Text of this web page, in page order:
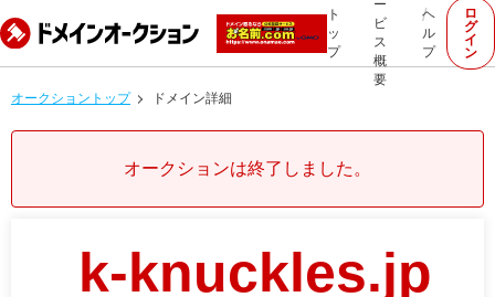
ト
ッ
プ
ー
ビ
ス
概
要
ヘ
ル
プ
ロ
グ
イ
ン
オークショントップ ドメイン詳細
オークションは終了しました。
k-knuckles.jp